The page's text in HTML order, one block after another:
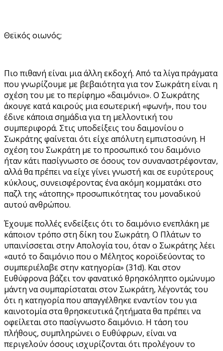
Θεϊκός οιωνός;
Πιο πιθανή είναι μια άλλη εκδοχή. Από τα λίγα πράγματα
που γνωρίζουμε με βεβαιότητα για τον Σωκράτη είναι η
σχέση του με το περίφημο «δαιμόνιο». Ο Σωκράτης
άκουγε κατά καιρούς μια εσωτερική «φωνή», που του
έδινε κάποια σημάδια για τη μελλοντική του
συμπεριφορά. Στις υποδείξεις του δαιμονίου ο
Σωκράτης φαίνεται ότι είχε απόλυτη εμπιστοσύνη. Η
σχέση του Σωκράτη με το προσωπικό του δαιμόνιο
ήταν κάτι πασίγνωστο σε όσους τον συναναστρέφονταν,
αλλά θα πρέπει να είχε γίνει γνωστή και σε ευρύτερους
κύκλους, συνεισφέροντας ένα ακόμη κομματάκι στο
παζλ της «άτοπης» προσωπικότητας του μοναδικού
αυτού ανθρώπου.
Έχουμε πολλές ενδείξεις ότι το δαιμόνιο ενεπλάκη με
κάποιον τρόπο στη δίκη του Σωκράτη. Ο Πλάτων το
υπαινίσσεται στην Απολογία του, όταν ο Σωκράτης λέει
«αυτό το δαιμόνιο που ο Μέλητος κοροϊδεύοντας το
συμπεριέλαβε στην κατηγορία» (31d). Και στον
Ευθύφρονα βάζει τον φανατικό θρησκόληπτο ομώνυμο
μάντη να συμπαρίσταται στον Σωκράτη, λέγοντάς του
ότι η κατηγορία που απαγγέλθηκε εναντίον του για
καινοτομία στα θρησκευτικά ζητήματα θα πρέπει να
οφείλεται στο πασίγνωστο δαιμόνιο. Η τάση του
πλήθους, συμπληρώνει ο Ευθύφρων, είναι να
περιγελούν όσους ισχυρίζονται ότι προλέγουν το